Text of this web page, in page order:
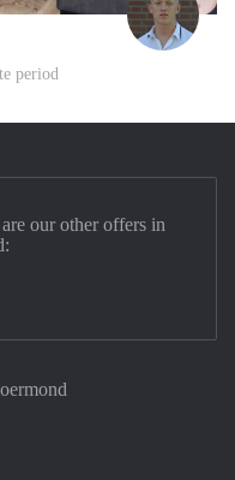
period
our other offers in